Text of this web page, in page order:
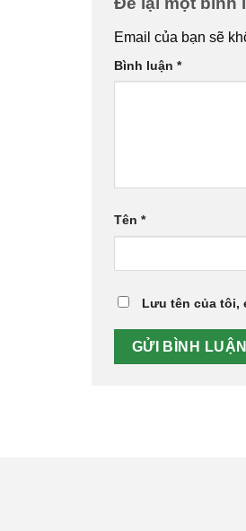
Email của bạn sẽ
Bình luận *
Tên *
Lưu tên của tôi,